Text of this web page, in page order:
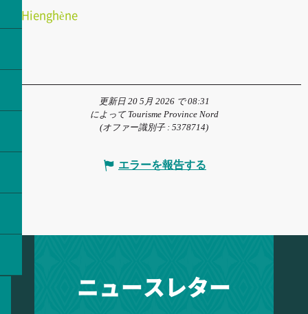
Hienghène
更新日 20 5月 2026 で 08:31
によって Tourisme Province Nord
(オファー識別子 : 5378714)
エラーを報告する
ニュースレター